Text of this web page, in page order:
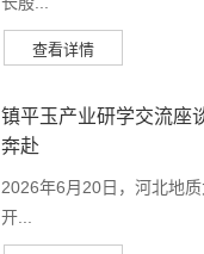
镇平玉产业研学交流座
奔赴
2026年6月20日，河北地
开...